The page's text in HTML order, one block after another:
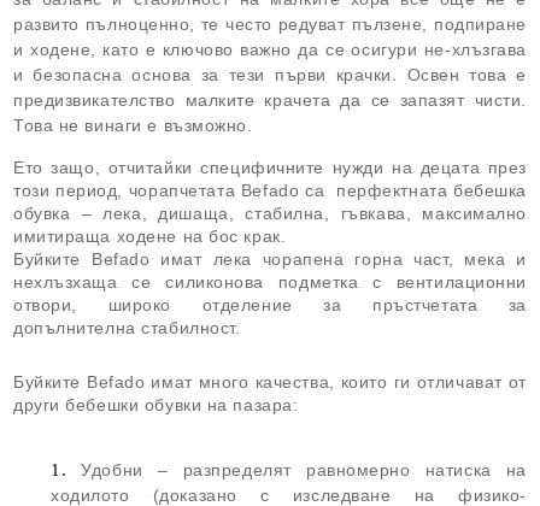
развито пълноценно, те често редуват пълзене, подпиране
и ходене, като е ключово важно да се осигури не-хлъзгава
и безопасна основа за тези първи крачки. Освен това е
предизвикателство малките крачета да се запазят чисти.
Това не винаги е възможно.
Ето защо, отчитайки специфичните нужди на децата през
този период, чорапчетата Befado са перфектната бебешка
обувка – лека, дишаща, стабилна, гъвкава, максимално
имитираща ходене на бос крак.
Буйките Befado имат лека чорапена горна част, мека и
нехлъзхаща се силиконова подметка с вентилационни
отвори, широко отделение за пръстчетата за
допълнителна стабилност.
Буйките Befado имат много качества, които ги отличават от
други бебешки обувки на пазара:
Удобни – разпределят равномерно натиска на
ходилото (доказано с изследване на физико-